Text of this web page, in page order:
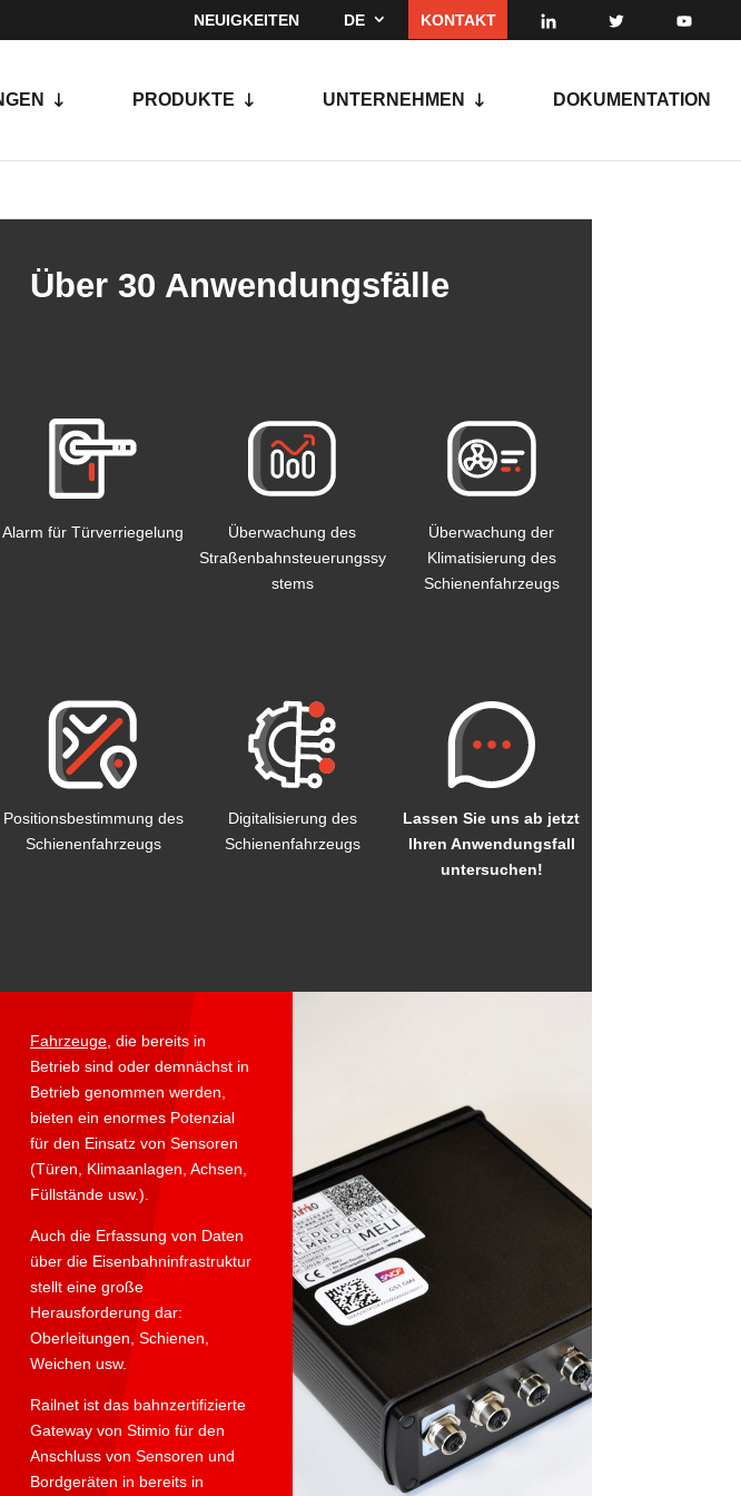
NEUIGKEITEN DE KONTAKT
PRODUKTE UNTERNEHMEN DOKUMENTATION
Über 30 Anwendungsfälle
Alarm für Türverriegelung
Überwachung des
Straßenbahnsteuerungssy
stems
Überwachung der
Klimatisierung des
Schienenfahrzeugs
Positionsbestimmung des
Schienenfahrzeugs
Digitalisierung des
Schienenfahrzeugs
Lassen Sie uns ab jetzt
Ihren Anwendungsfall
untersuchen!
Fahrzeuge , die bereits in
Betrieb sind oder demnächst in
Betrieb genommen werden,
bieten ein enormes Potenzial
für den Einsatz von Sensoren
(Türen, Klimaanlagen, Achsen,
Füllstände usw.).
Auch die Erfassung von Daten
über die Eisenbahninfrastruktur
stellt eine große
Herausforderung dar:
Oberleitungen, Schienen,
Weichen usw.
Railnet ist das bahnzertifizierte
Gateway von Stimio für den
Anschluss von Sensoren und
Bordgeräten in bereits in